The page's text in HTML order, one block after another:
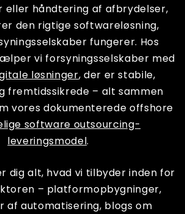
eller håndtering af afbrydelser,
den rigtige softwareløsning,
fungerer. Hos
vi forsyningsselskaber med
løsninger, der er stabile,
fremtidssikrede – alt sammen
vores dokumenterede offshore
software outsourcing-
leveringsmodel.
dig alt, hvad vi tilbyder inden for
– platformopbygninger,
af automatisering, blogs om